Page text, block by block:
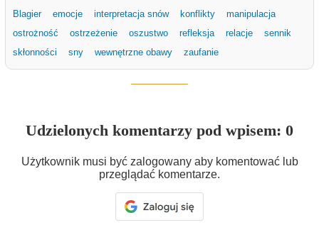
Blagier emocje interpretacja snów konflikty
manipulacja
ostrożność
ostrzeżenie oszustwo refleksja relacje
sennik
skłonności
sny wewnętrzne obawy zaufanie
Udzielonych komentarzy pod wpisem: 0
Użytkownik musi być zalogowany aby komentować lub
przeglądać komentarze.